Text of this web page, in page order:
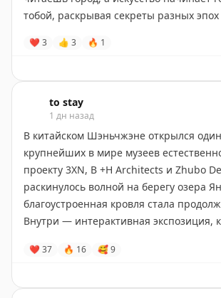
тобой, раскрывая секреты разных эпох
Если хочется погрузиться в этот
искусствоведом»от любимого лектория
«Синхронизация». Это большое 10-
путешествие в историю искусства,
собрать знания в цельную картину,
связи между эпохами и культурами и
взглянуть на искусство Запада и
окончания курса вы получите диплом о
профессиональной переподготовке, а
останутся с вами навсегда, чтобы
ближе старт курса, тем цены выше.
❤ 3 👍 3 🔥 1
to stay
1 дн назад
В китайском Шэньчжэне открылся
крупнейших в мире музеев
проекту 3XN, B +H Architects и Zhubo
раскинулось волной на берегу озера
благоустроенная кровля стала
Внутри — интерактивная экспозиция,
формирования.#Китай
❤ 37 🔥 16 🥰9